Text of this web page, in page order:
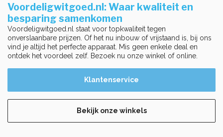
Voordeligwitgoed.nl: Waar kwaliteit en
besparing samenkomen
Voordeligwitgoed.nl staat voor topkwaliteit tegen
onverslaanbare prijzen. Of het nu inbouw of vrijstaand is, bij ons
vind je altijd het perfecte apparaat. Mis geen enkele deal en
ontdek het voordeel zelf. Bezoek nu onze winkel of online.
Klantenservice
Bekijk onze winkels